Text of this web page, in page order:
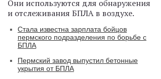
Они используются для обнаружения
и отслеживания БПЛА в воздухе.
Стала известна зарплата бойцов
пермского подразделения по борьбе с
БПЛА
Пермский завод выпустил бетонные
укрытия от БПЛА